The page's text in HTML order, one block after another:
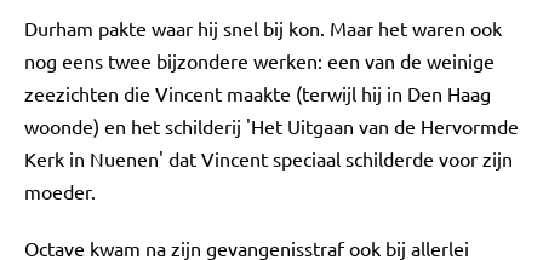
Durham pakte waar hij snel bij kon. Maar het waren ook
nog eens twee bijzondere werken: een van de weinige
zeezichten die Vincent maakte (terwijl hij in Den Haag
woonde) en het schilderij 'Het Uitgaan van de Hervormde
Kerk in Nuenen' dat Vincent speciaal schilderde voor zijn
moeder.
Octave kwam na zijn gevangenisstraf ook bij allerlei